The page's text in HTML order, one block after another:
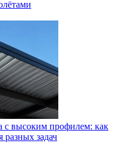
с высоким профилем: как
разных задач